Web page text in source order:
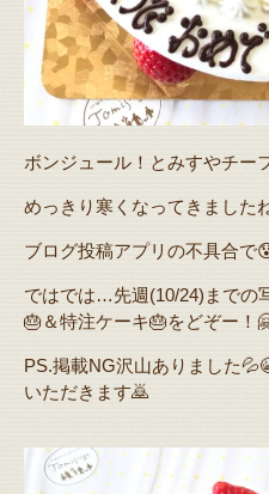
ボンジュール！とみすやチー
めっきり寒くなってきまし
ブログ投稿アプリの不具合で
ではでは…先週(10/24)までの
🎂＆特注ケーキ🎂をどぞー！
PS.掲載NG沢山ありました
いただきます🙇